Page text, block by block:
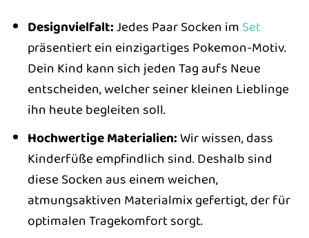
Designvielfalt:Jedes Paar Socken im Set
präsentiert ein einzigartiges Pokemon-Motiv.
Dein Kind kann sich jeden Tag aufs Neue
entscheiden, welcher seiner kleinen Lieblinge
ihn heute begleiten soll.
Hochwertige Materialien:Wir wissen, dass
Kinderfüße empfindlich sind. Deshalb sind
diese Socken aus einem weichen,
atmungsaktiven Materialmix gefertigt, der für
optimalen Tragekomfort sorgt.